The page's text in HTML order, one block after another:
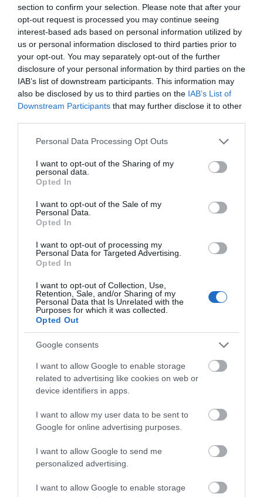
section to confirm your selection. Please note that after your
opt-out request is processed you may continue seeing
interest-based ads based on personal information utilized by
us or personal information disclosed to third parties prior to
your opt-out. You may separately opt-out of the further
disclosure of your personal information by third parties on the
IAB’s list of downstream participants. This information may
also be disclosed by us to third parties on the IAB’s List of
Downstream Participants that may further disclose it to other
Please note that this website/app uses one or more Google
not limited to your visit or usage behaviour. You may click to
grant or deny consent to Google and its third-party tags to
use your data for below specified purposes in below Google
consent section.
Personal Data Processing Opt Outs
I want to opt-out of the Sharing of my
personal data.
Opted In
I want to opt-out of the Sale of my
Personal Data.
Opted In
I want to opt-out of processing my
Personal Data for Targeted Advertising.
Opted In
I want to opt-out of Collection, Use,
Retention, Sale, and/or Sharing of my
Personal Data that Is Unrelated with the
Purposes for which it was collected.
Opted Out
Google consents
I want to allow Google to enable storage
related to advertising like cookies on web or
device identifiers in apps.
I want to allow my user data to be sent to
Google for online advertising purposes.
I want to allow Google to send me
personalized advertising.
I want to allow Google to enable storage
Γιατί οι Τούρκοι συρρέουν στα ελληνικά νησιά
ΕΚΔΗΛΩΣΕΙΣ ΤΩΝ ΗΜΕΡΩΝ: Παγοποιείο
Μαντζαβελάκη & Καΐρειος Βιβλιοθήκη
ΦΕΣΤΙΒΑΛ ΑΝΔΡΟΥ: Ένα βαθυστόχαστο έργο του
Μπέκετ
Η νεολαία της Άνδρου είναι εδώ. Χρειάζεται όμως
ΡΑΦΗΝΑ – ΘΕΟΥΤΑ σημειώσατε…
Πρόσφατα Άρθρα
Γιατί οι Τούρκοι συρρέουν